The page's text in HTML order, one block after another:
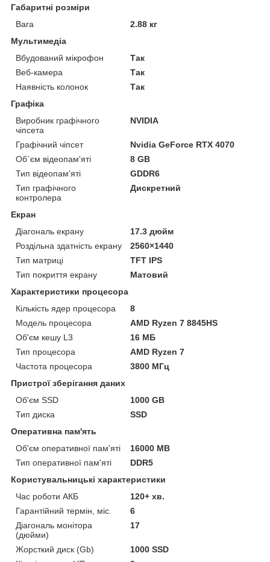
Габаритні розміри
Вага
2.88 кг
Мультимедіа
Вбудований мікрофон
Так
Веб-камера
Так
Наявність колонок
Так
Графіка
Виробник графічного
чіпсета
NVIDIA
Графічний чіпсет
Nvidia GeForce RTX 4070
Об`єм відеопам'яті
8 GB
Тип відеопам'яті
GDDR6
Тип графічного
контролера
Дискретний
Екран
Діагональ екрану
17.3 дюйм
Роздільна здатність екрану
2560×1440
Тип матриці
TFT IPS
Тип покриття екрану
Матовий
Характеристики процесора
Кількість ядер процесора
8
Модель процесора
AMD Ryzen 7 8845HS
Об'єм кешу L3
16 МБ
Тип процесора
AMD Ryzen 7
Частота процесора
3800 МГц
Пристрої зберігання даних
Об'єм SSD
1000 GB
Тип диска
SSD
Оперативна пам'ять
Об'єм оперативної пам'яті
16000 MB
Тип оперативної пам'яті
DDR5
Користувальницькі характеристики
Час роботи АКБ
120+ хв.
Гарантійний термін, міс.
6
Діагональ монітора
(дюйми)
17
Жорсткий диск (Gb)
1000 SSD